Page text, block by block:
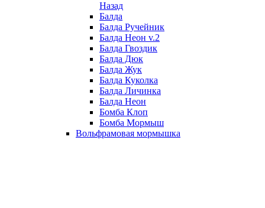
Назад
Балда
Балда Ручейник
Балда Неон v.2
Балда Гвоздик
Балда Дюк
Балда Жук
Балда Куколка
Балда Личинка
Балда Неон
Бомба Клоп
Бомба Мормыш
Вольфрамовая мормышка